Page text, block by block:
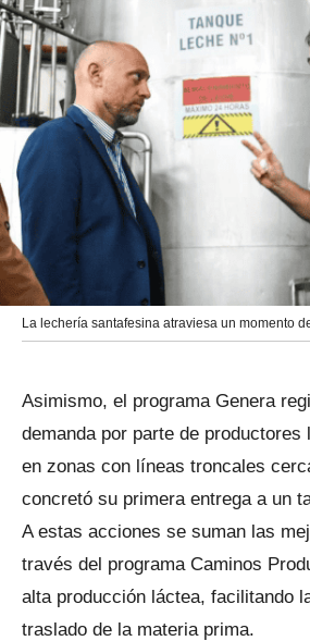
La lechería santafesina atraviesa un momento
Asimismo, el programa Genera
demanda por parte de productores
en zonas con líneas troncales
concretó su primera entrega a un
A estas acciones se suman las
través del programa Caminos
alta producción láctea, facilitando
traslado de la materia prima.